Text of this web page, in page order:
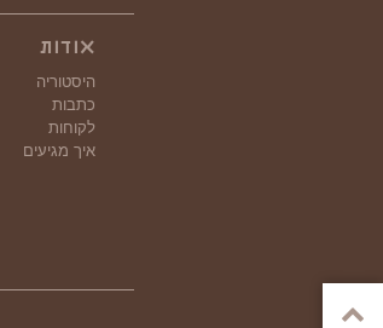
אודות
היסטוריה
כתבות
לקוחות
איך מגיעים